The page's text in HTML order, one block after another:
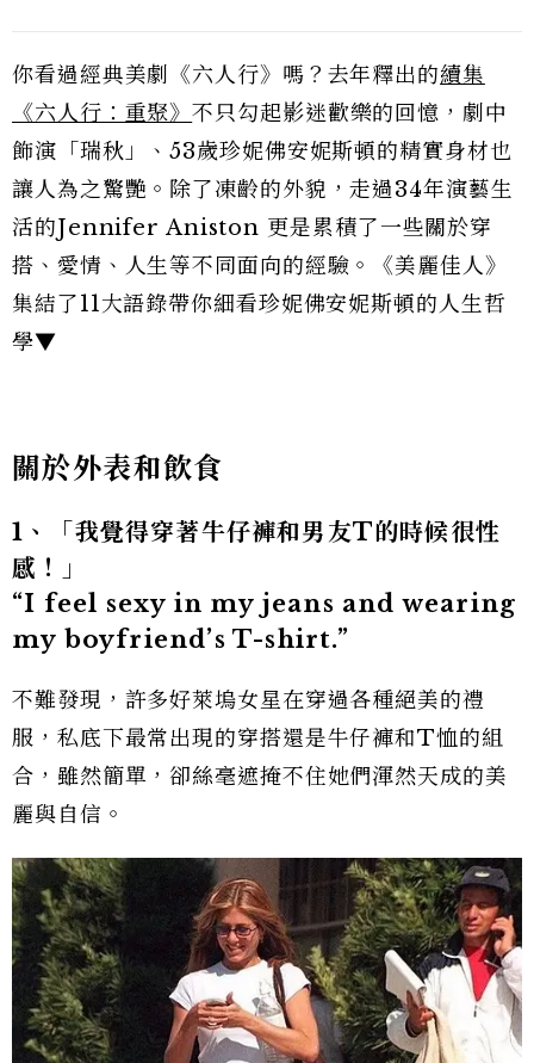
你看過經典美劇《六人行》嗎？去年釋出的續集
《六人行：重聚》不只勾起影迷歡樂的回憶，劇中
飾演「瑞秋」、53歲珍妮佛安妮斯頓的精實身材也
讓人為之驚艷。除了凍齡的外貌，走過34年演藝生
活的Jennifer Aniston 更是累積了一些關於穿
搭、愛情、人生等不同面向的經驗。《美麗佳人》
集結了11大語錄帶你細看珍妮佛安妮斯頓的人生哲
學▼
關於外表和飲食
1、「我覺得穿著牛仔褲和男友T的時候很性
感！」
“I feel sexy in my jeans and wearing
my boyfriend’s T-shirt.”
不難發現，許多好萊塢女星在穿過各種絕美的禮
服，私底下最常出現的穿搭還是牛仔褲和T恤的組
合，雖然簡單，卻絲毫遮掩不住她們渾然天成的美
麗與自信。